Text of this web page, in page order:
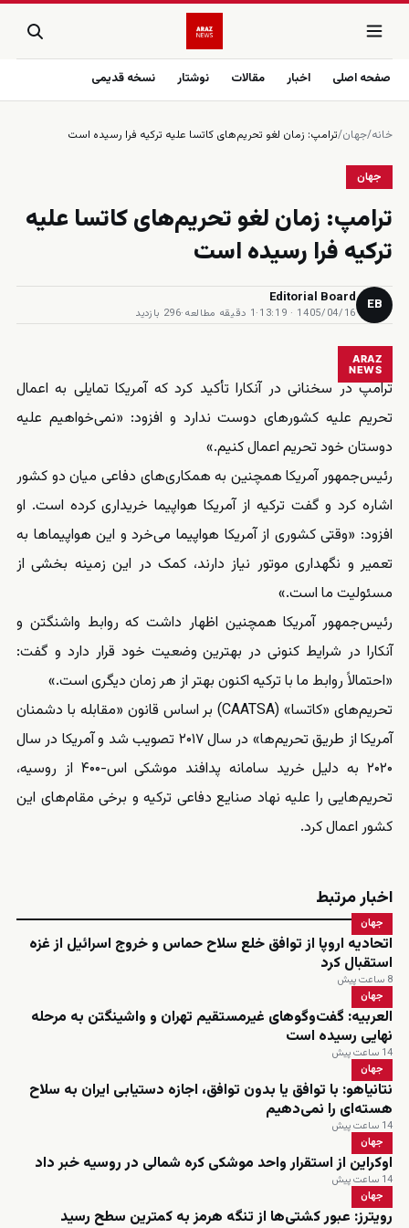
صفحه اصلی اخبار مقالات نوشتار نسخه قدیمی
خانه/جهان/ترامپ: زمان لغو تحریم‌های کاتسا علیه ترکیه فرا رسیده است
جهان
ترامپ: زمان لغو تحریم‌های کاتسا علیه
ترکیه فرا رسیده است
EB
Editorial Board
1405/04/16 · 13:19
·1 دقیقه مطالعه ·296 بازدید
ARAZ
NEWS
ترامپ در سخنانی در آنکارا تأکید کرد که آمریکا تمایلی به اعمال
تحریم علیه کشورهای دوست ندارد و افزود: «نمی‌خواهیم علیه
دوستان خود تحریم اعمال کنیم.»
رئیس‌جمهور آمریکا همچنین به همکاری‌های دفاعی میان دو کشور
اشاره کرد و گفت ترکیه از آمریکا هواپیما خریداری کرده است. او
افزود: «وقتی کشوری از آمریکا هواپیما می‌خرد و این هواپیماها به
تعمیر و نگهداری موتور نیاز دارند، کمک در این زمینه بخشی از
مسئولیت ما است.»
رئیس‌جمهور آمریکا همچنین اظهار داشت که روابط واشنگتن و
آنکارا در شرایط کنونی در بهترین وضعیت خود قرار دارد و گفت:
«احتمالاً روابط ما با ترکیه اکنون بهتر از هر زمان دیگری است.»
تحریم‌های «کاتسا» (CAATSA) بر اساس قانون «مقابله با دشمنان
آمریکا از طریق تحریم‌ها» در سال ۲۰۱۷ تصویب شد و آمریکا در سال
۲۰۲۰ به دلیل خرید سامانه پدافند موشکی اس-۴۰۰ از روسیه،
تحریم‌هایی را علیه نهاد صنایع دفاعی ترکیه و برخی مقام‌های این
کشور اعمال کرد.
اخبار مرتبط
جهان
اتحادیه اروپا از توافق خلع سلاح حماس و خروج اسرائیل از غزه
استقبال کرد
8 ساعت پیش
جهان
العربیه: گفت‌وگوهای غیرمستقیم تهران و واشینگتن به مرحله
نهایی رسیده است
14 ساعت پیش
جهان
نتانیاهو: با توافق یا بدون توافق، اجازه دستیابی ایران به سلاح
هسته‌ای را نمی‌دهیم
14 ساعت پیش
جهان
اوکراین از استقرار واحد موشکی کره شمالی در روسیه خبر داد
14 ساعت پیش
جهان
رویترز: عبور کشتی‌ها از تنگه هرمز به کمترین سطح رسید